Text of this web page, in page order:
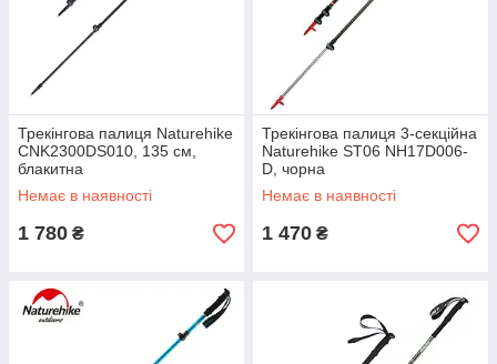
Трекінгова палиця Naturehike
CNK2300DS010, 135 см,
блакитна
Немає в наявності
1 780 ₴
Трекінгова палиця 3-секційна
Naturehike ST06 NH17D006-
D, чорна
Немає в наявності
1 470 ₴